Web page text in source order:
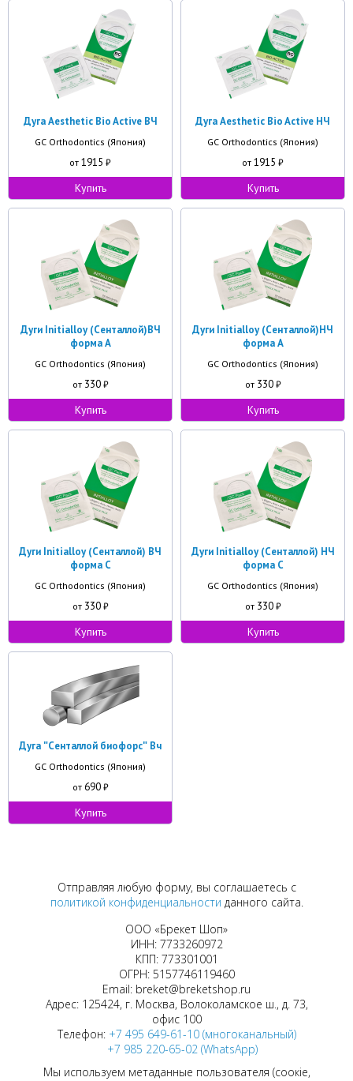
Дуга Aesthetic Bio Active ВЧ
GC Orthodontics (Япония)
от 1915 ₽
Купить
Дуга Aesthetic Bio Active НЧ
GC Orthodontics (Япония)
от 1915 ₽
Купить
Дуги Initialloy (Сенталлой)ВЧ
форма A
GC Orthodontics (Япония)
от 330₽
Купить
Дуги Initialloy (Сенталлой)НЧ
форма A
GC Orthodontics (Япония)
от 330₽
Купить
Дуги Initialloy (Сенталлой) ВЧ
форма С
GC Orthodontics (Япония)
от 330₽
Купить
Дуги Initialloy (Сенталлой) НЧ
форма С
GC Orthodontics (Япония)
от 330₽
Купить
Дуга ʺСенталлой биофорсʺ Вч
GC Orthodontics (Япония)
от 690₽
Купить
Отправляя любую форму, вы соглашаетесь с
политикой конфиденциальности данного сайта.
ООО «Брекет Шоп»
ИНН: 7733260972
КПП: 773301001
ОГРН: 5157746119460
Email: breket@breketshop.ru
Адрес: 125424, г. Москва, Волоколамское ш., д. 73,
офис 100
Телефон: +7 495 649-61-10 (многоканальный)
+7 985 220-65-02 (WhatsApp)
Мы используем метаданные пользователя (соокіе,